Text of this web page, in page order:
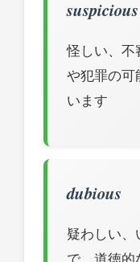
suspicious
怪しい、不
や犯罪の可
います
dubious
疑わしい、
で、道徳的